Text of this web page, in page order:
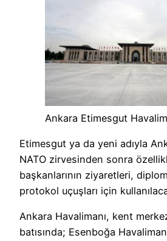
Ankara Etimesgut
Etimesgut ya da yeni adıyla
NATO zirvesinden sonra
başkanlarının ziyaretleri,
protokol uçuşları için
Ankara Havalimanı, kent
batısında; Esenboğa